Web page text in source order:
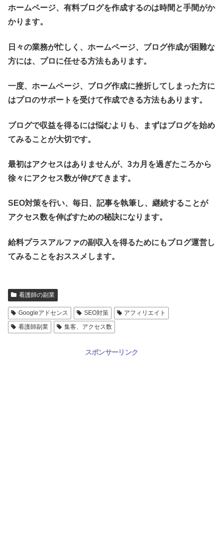
ホームページ、有料ブログを作成するのは時間と手間がか
かります。
日々の業務が忙しく、ホームページ、ブログ作成が困難な
方には、プロに任せる方法もあります。
一度、ホームページ、ブログ作成に挫折してしまった方に
はプロのサポートを受けて作成できる方法もあります。
ブログで収益を得るには悩むよりも、まずはブログを始め
てみることが大切です。
最初はアクセスはありませんが、3カ月を過ぎたころから
徐々にアクセス数が伸びてきます。
SEO対策を行い、毎日、記事を執筆し、継続することが
アクセス数を伸ばすための秘訣になります。
給料プラスアルファの副収入を得るためにもブログ運営し
てみることをおススメします。
看護師の副業
Googleアドセンス SEO対策
アフィリエイト
看護師副業
集客、アクセス数
スポンサーリンク